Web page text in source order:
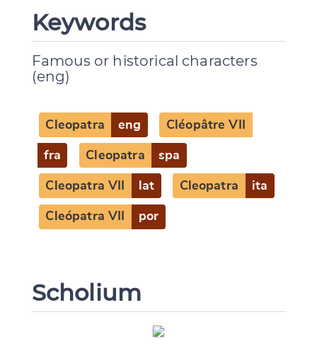
Keywords
Famous or historical characters
(eng)
Cleopatra eng Cléopâtre VII
fra Cleopatra spa
Cleopatra VII lat Cleopatra ita
Cleópatra VII por
Scholium
Change language
SUBMIT & CHANGE